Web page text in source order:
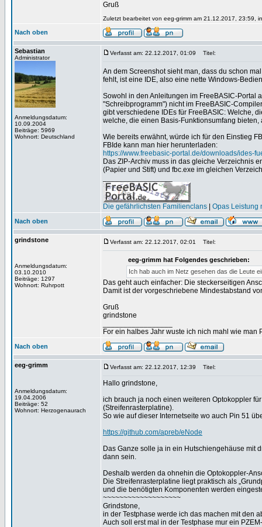
Gruß
Zuletzt bearbeitet von eeg-grimm am 21.12.2017, 23:59,
Nach oben
Sebastian
Administrator
Anmeldungsdatum:
10.09.2004
Beiträge: 5969
Wohnort: Deutschland
Verfasst am: 22.12.2017, 01:09 Titel:
An dem Screenshot sieht man, dass du schon
fehlt, ist eine IDE, also eine nette Windows-
Sowohl in den Anleitungen im FreeBASIC-Portal
"Schreibprogramm") nicht im FreeBASIC-
gibt verschiedene IDEs für FreeBASIC: Welche,
welche, die einen Basis-Funktionsumfang
Wie bereits erwähnt, würde ich für den Einstieg
FBIde kann man hier herunterladen:
https://www.freebasic-portal.de/downloads/ides-
Das ZIP-Archiv muss in das gleiche Verzeichnis
(Papier und Stift) und fbc.exe im gleichen
Die gefährlichsten Familienclans Opas Leistung
Nach oben
grindstone
Anmeldungsdatum:
03.10.2010
Beiträge: 1297
Wohnort: Ruhrpott
Verfasst am: 22.12.2017, 02:01 Titel:
eeg-grimm hat Folgendes geschrieben:
Ich hab auch im Netz gesehen das die Leute
Das geht auch einfacher: Die steckerseitigen
Damit ist der vorgeschriebene Mindestabstand
Gruß
grindstone
For ein halbes Jahr wuste ich nich mahl wie man
Nach oben
eeg-grimm
Anmeldungsdatum:
19.04.2006
Beiträge: 52
Wohnort: Herzogenaurach
Verfasst am: 22.12.2017, 12:39 Titel:
Hallo grindstone,
ich brauch ja noch einen weiteren Optokoppler
(Streifenrasterplatine).
So wie auf dieser Internetseite wo auch Pin 51
https://github.com/apreb/eNode
Das Ganze solle ja in ein Hutschiengehäuse mit
dann sein.
Deshalb werden da ohnehin die Optokoppler-
Die Streifenrasterplatine liegt praktisch als
und die benötigten Komponenten werden
~~~~~~~~~~~~~~~~~~~
Grindstone,
in der Testphase werde ich das machen mit den
Auch soll erst mal in der Testphase mur ein